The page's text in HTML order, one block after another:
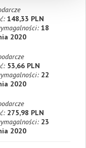
148,33 PLN
18
2020
53,66 PLN
22
2020
275,98 PLN
23
2020